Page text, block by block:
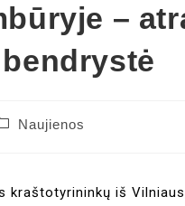
–
Naujienos
iš